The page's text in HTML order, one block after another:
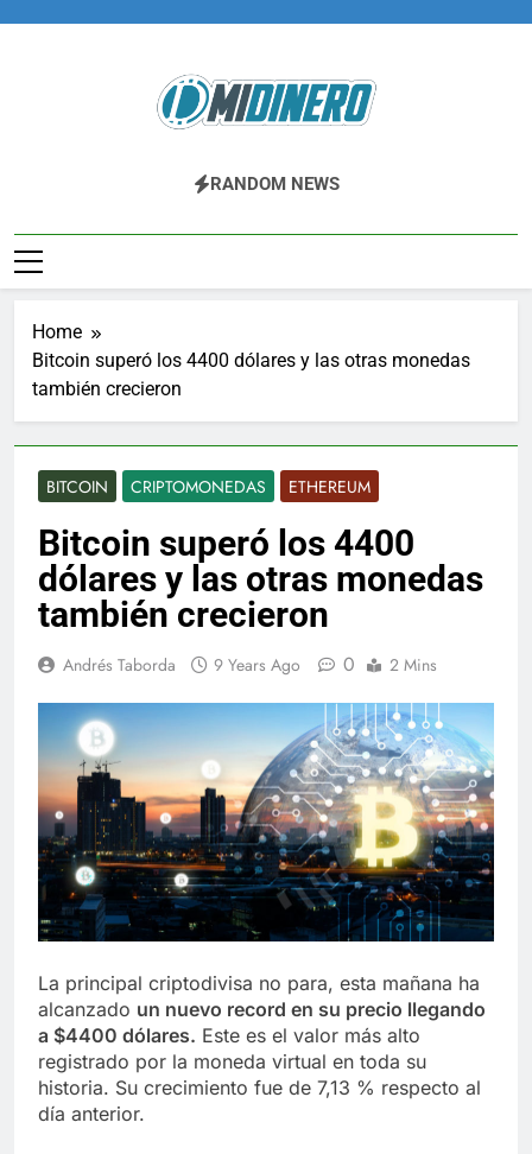
Midinero.co
Fintech, Criptomonedas
RANDOM NEWS
Home
Bitcoin superó los 4400 dólares y las otras monedas
también crecieron
BITCOIN CRIPTOMONEDAS ETHEREUM
Bitcoin superó los 4400
dólares y las otras monedas
también crecieron
Andrés Taborda 9 Years Ago 0 2 Mins
La principal criptodivisa no para, esta mañana ha
alcanzado un nuevo record en su precio llegando
a $4400 dólares. Este es el valor más alto
registrado por la moneda virtual en toda su
historia. Su crecimiento fue de 7,13 % respecto al
día anterior.